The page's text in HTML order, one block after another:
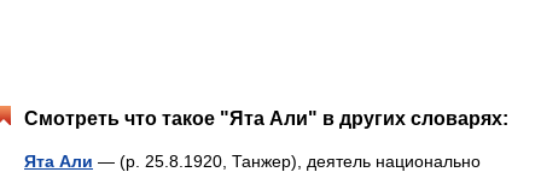
Смотреть что такое "Ята Али" в других словарях:
Ята Али — (р. 25.8.1920, Танжер), деятель национально